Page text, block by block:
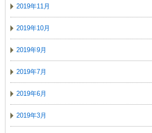
2019年11月
2019年10月
2019年9月
2019年7月
2019年6月
2019年3月